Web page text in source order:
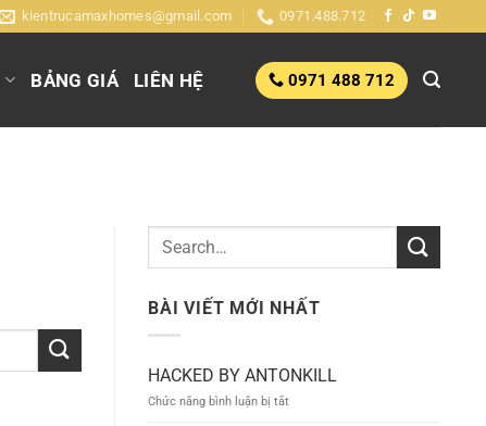
kientrucamaxhomes@gmail.com 0971.488.712
BẢNG GIÁ LIÊN HỆ 0971 488 712
BÀI VIẾT MỚI NHẤT
HACKED BY ANTONKILL
Chức năng bình luận bị tắt